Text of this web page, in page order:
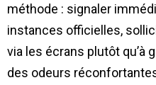
méthode : signaler
instances officielles,
via les écrans plutôt qu’à
des odeurs